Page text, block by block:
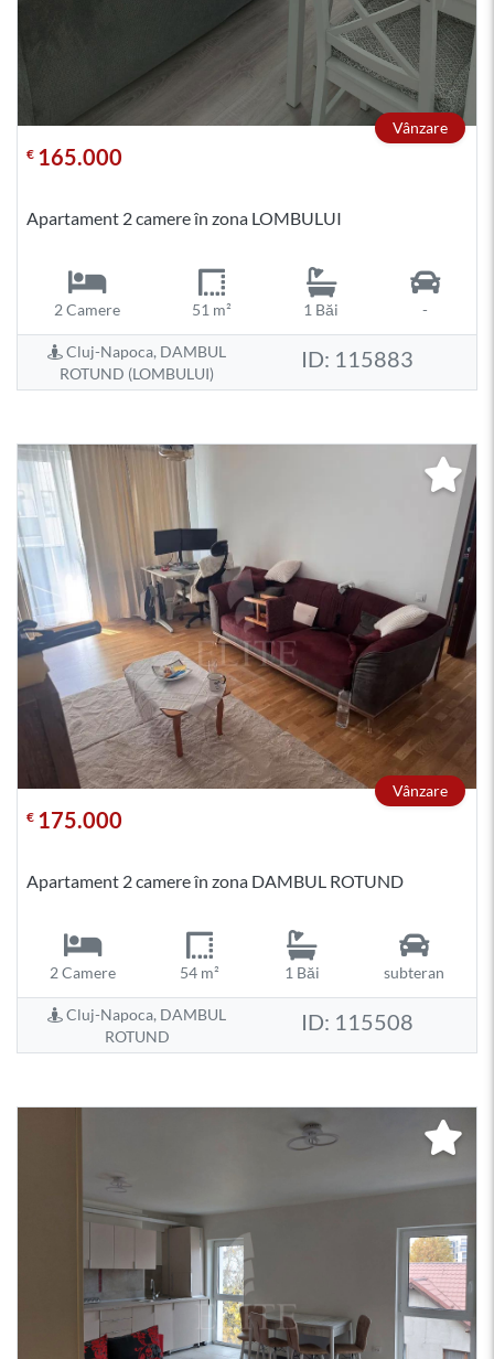
Vânzare
€ 165.000
Apartament 2 camere în zona LOMBULUI
2 Camere 51 m² 1 Băi -
Cluj-Napoca, DAMBUL
ROTUND (LOMBULUI)
ID: 115883
Vânzare
€ 175.000
Apartament 2 camere în zona DAMBUL ROTUND
2 Camere 54 m² 1 Băi subteran
Cluj-Napoca, DAMBUL
ROTUND
ID: 115508